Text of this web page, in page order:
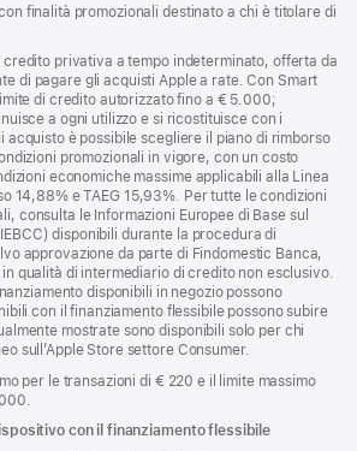
finalità promozionali destinato a chi è titolare di
credito privativa a tempo indeterminato, offerta da
di pagare gli acquisti Apple a rate. Con Smart
di credito autorizzato fino a € 5.000;
a ogni utilizzo e si ricostituisce con i
acquisto è possibile scegliere il piano di rimborso
promozionali in vigore, con un costo
economiche massime applicabili alla Linea
14,88% e TAEG 15,93%. Per tutte le condizioni
consulta le Informazioni Europee di Base sul
disponibili durante la procedura di
approvazione da parte di Findomestic Banca,
qualità di intermediario di credito non esclusivo.
disponibili in negozio possono
con il finanziamento flessibile possono subire
mostrate sono disponibili solo per chi
sull’Apple Store settore Consumer.
per le transazioni di € 220 e il limite massimo
con il finanziamento flessibile